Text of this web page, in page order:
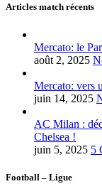
Articles match récents
Mercato: le
août 2, 2025
Mercato: vers
juin 14, 2025
AC Milan :
Chelsea !
juin 5, 2025 5
Football – Ligue